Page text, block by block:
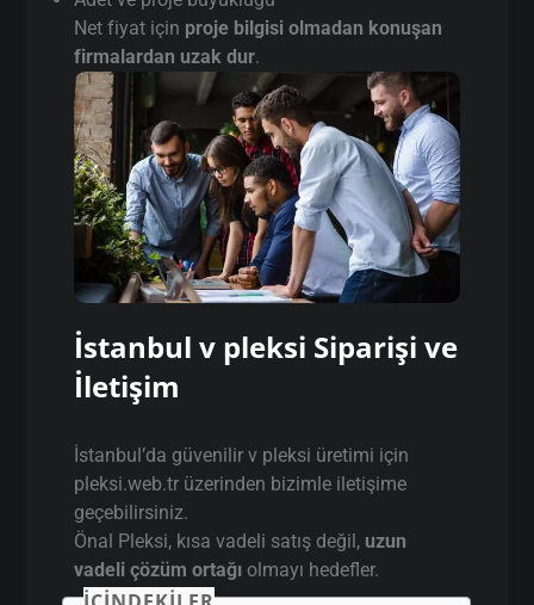
Net fiyat için proje bilgisi olmadan konuşan
firmalardan uzak dur.
İstanbul v pleksi Siparişi ve
İletişim
İstanbul’da güvenilir v pleksi üretimi için
pleksi.web.tr üzerinden bizimle iletişime
geçebilirsiniz.
Önal Pleksi, kısa vadeli satış değil, uzun
vadeli çözüm ortağı olmayı hedefler.